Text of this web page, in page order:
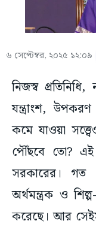
৬ সেপ্টেম্বর, ২০২৫ ১২:০৯
নিজস্ব
যন্ত্রাংশ,
কমে যাওয়া
পৌঁছবে তো?
সরকারের। গত
অর্থমন্ত্রক ও
করেছে। আর